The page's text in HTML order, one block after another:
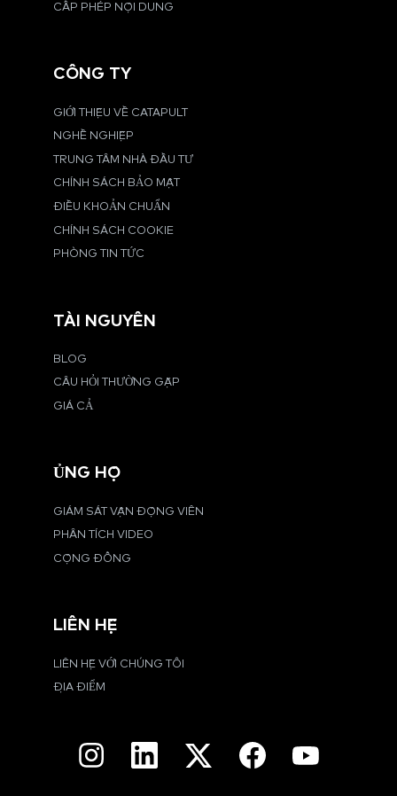
CẤP PHÉP NỘI DUNG
CÔNG TY
GIỚI THIỆU VỀ CATAPULT
NGHỀ NGHIỆP
TRUNG TÂM NHÀ ĐẦU TƯ
CHÍNH SÁCH BẢO MẬT
ĐIỀU KHOẢN CHUẨN
CHÍNH SÁCH COOKIE
PHÒNG TIN TỨC
TÀI NGUYÊN
BLOG
CÂU HỎI THƯỜNG GẶP
GIÁ CẢ
ỦNG HỘ
GIÁM SÁT VẬN ĐỘNG VIÊN
PHÂN TÍCH VIDEO
CỘNG ĐỒNG
LIÊN HỆ
LIÊN HỆ VỚI CHÚNG TÔI
ĐỊA ĐIỂM